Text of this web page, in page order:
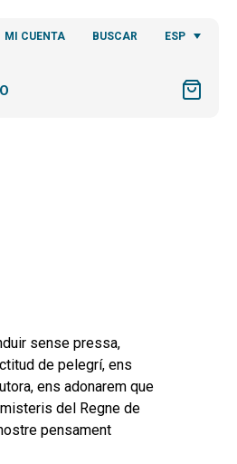
MI CUENTA BUSCAR ESP
sense pressa,
de pelegrí, ens
ens adonarem que
del Regne de
pensament